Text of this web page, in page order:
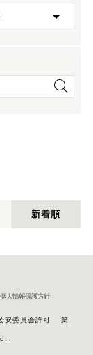
新着順
個人情報保護方針
安委員会許可 第